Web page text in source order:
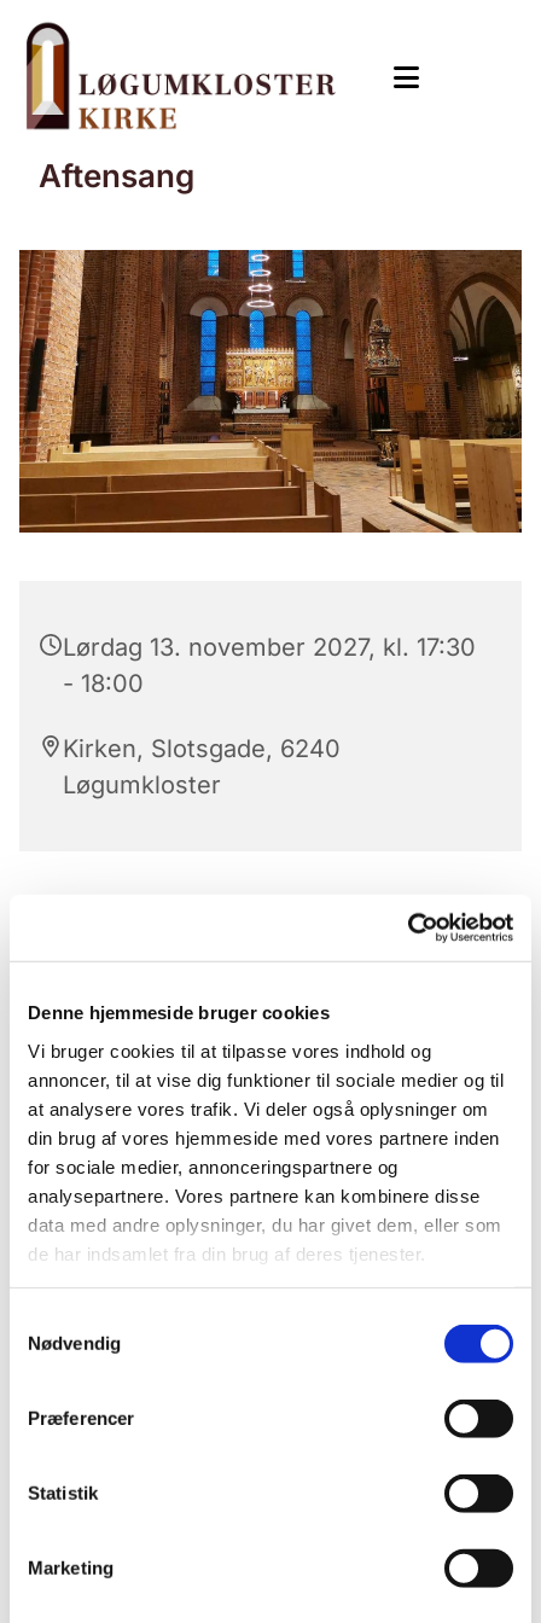
Denne hjemmeside bruger cookies
Vi bruger cookies til at tilpasse vores indhold og
annoncer, til at vise dig funktioner til sociale medier og til
at analysere vores trafik. Vi deler også oplysninger om
din brug af vores hjemmeside med vores partnere inden
for sociale medier, annonceringspartnere og
analysepartnere. Vores partnere kan kombinere disse
data med andre oplysninger, du har givet dem, eller som
de har indsamlet fra din brug af deres tjenester.
Nødvendig
Præferencer
Statistik
Marketing
Aftensang
Lørdag 13. november 2027, kl. 17:30
- 18:00
Kirken, Slotsgade, 6240
Løgumkloster
Kom til aftensang i kirken - den bedste måde at
Hver aften på alle hverdage har vi aftensang i
Løgumkloster kirke kl.17.30.
Her hører vi musik, synger et par salmer og beder
en bøn. Det er en stund for ro, refleksion og med
mulighed for at få skuldrene ned.
Om onsdagen er det med altergang, og her vil
enten kirkens præster eller kursuslederne fra FUV
stå for aftensangen.